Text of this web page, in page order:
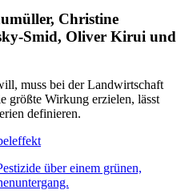
Christine
Smid, Oliver Kirui und
muss bei der Landwirtschaft
größte Wirkung erzielen, lässt
definieren.